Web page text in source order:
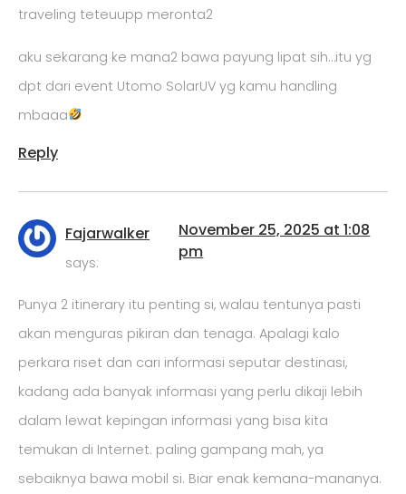
traveling teteuupp meronta2
aku sekarang ke mana2 bawa payung lipat sih…itu yg
dpt dari event Utomo SolarUV yg kamu handling
mbaaa
Reply
Fajarwalker
says:
November 25, 2025 at 1:08
pm
Punya 2 itinerary itu penting si, walau tentunya pasti
akan menguras pikiran dan tenaga. Apalagi kalo
perkara riset dan cari informasi seputar destinasi,
kadang ada banyak informasi yang perlu dikaji lebih
dalam lewat kepingan informasi yang bisa kita
temukan di Internet. paling gampang mah, ya
sebaiknya bawa mobil si. Biar enak kemana-mananya.